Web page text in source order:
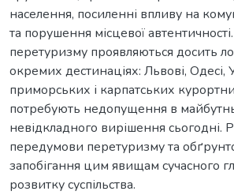
населення, посиленні впливу на
та порушення місцевої
перетуризму проявляються досить
окремих дестинаціях: Львові, Одесі,
приморських і карпатських
потребують недопущення в
невідкладного вирішення сьогодні.
передумови перетуризму та
запобігання цим явищам сучасного
розвитку суспільства.